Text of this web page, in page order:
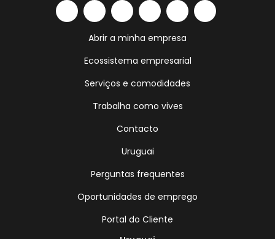
Abrir a minha empresa
Ecossistema empresarial
Serviços e comodidades
Trabalha como vives
Contacto
Uruguai
Perguntas frequentes
Oportunidades de emprego
Portal do Cliente